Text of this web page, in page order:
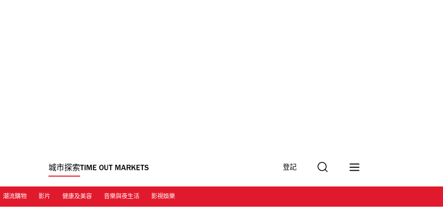
城市探索TIME OUT MARKETS 登記
潮流購物 影片 健康及美容 音樂與夜生活 影視娛樂